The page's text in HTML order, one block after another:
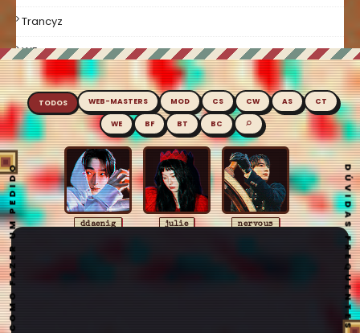
Trancyz
WE
Welcome
Xuggi
Xxpujinxx
TODOS WEB-MASTERS MOD CS CW AS CT
WE BF BT BC ⌕
ddaenig julie nervous DÚVIDAS FREQUENTES
COMO FAZER UM PEDIDO